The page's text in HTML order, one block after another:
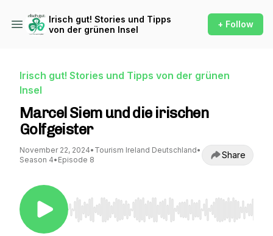
Irisch gut! Stories und Tipps
von der grünen Insel
+ Follow
Irisch gut! Stories und Tipps von der grünen
Insel
Marcel Siem und die irischen
Golfgeister
November 22, 2024• Tourism Ireland Deutschland•
Season 4• Episode 8 Share
Use Left/Right to seek, Home/End to jump to